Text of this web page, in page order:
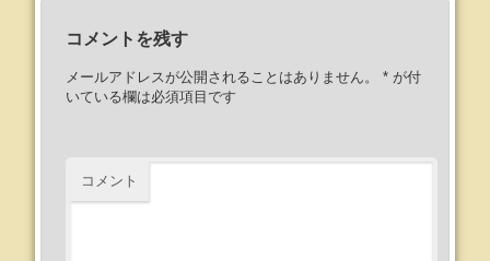
コメントを残す
メールアドレスが公開されることはありません。 *が付
いている欄は必須項目です
コメント